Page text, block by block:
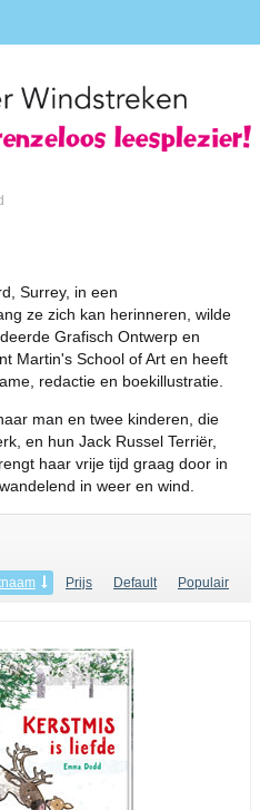
Surrey, in een
ze zich kan herinneren, wilde
Grafisch Ontwerp en
Martin's School of Art en heeft
redactie en boekillustratie.
man en twee kinderen, die
en hun Jack Russel Terriër,
haar vrije tijd graag door in
in weer en wind.
Prijs Default Populair